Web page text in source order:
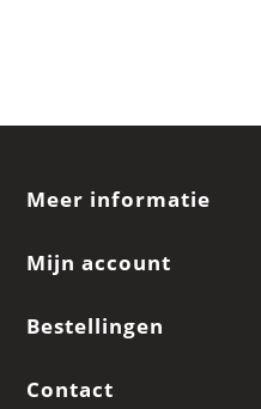
Meer informatie
Mijn account
Bestellingen
Contact